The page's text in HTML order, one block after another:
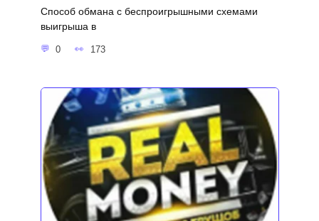
Способ обмана с беспроигрышными схемами
выигрыша в
0 173